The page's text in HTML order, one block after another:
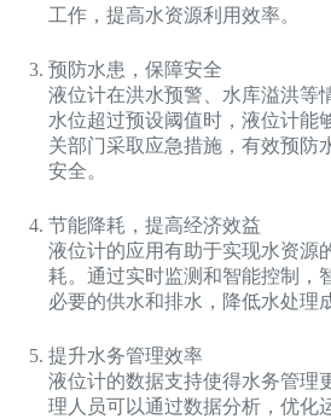
工作，提高水资源利用效率。
预防水患，保障安全
液位计在洪水预警、水库溢洪等
水位超过预设阈值时，液位计能
关部门采取应急措施，有效预防
安全。
节能降耗，提高经济效益
液位计的应用有助于实现水资源
耗。通过实时监测和智能控制，
必要的供水和排水，降低水处理
提升水务管理效率
液位计的数据支持使得水务管理
理人员可以通过数据分析，优化